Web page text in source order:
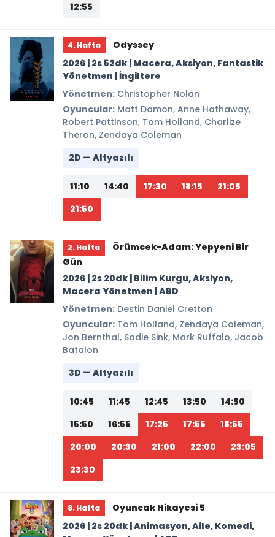
12:55
4. Hafta
Odyssey
2026 | 2s 52dk | Macera, Aksiyon, Fantastik
Yönetmen | İngiltere
Yönetmen: Christopher Nolan
Oyuncular: Matt Damon, Anne Hathaway,
Robert Pattinson, Tom Holland, Charlize
Theron, Zendaya Coleman
2D — Altyazılı
11:10 14:40 17:30 18:15
21:05
21:50
2. Hafta
Örümcek-Adam: Yepyeni Bir
Gün
2026 | 2s 20dk | Bilim Kurgu, Aksiyon,
Macera Yönetmen | ABD
Yönetmen: Destin Daniel Cretton
Oyuncular: Tom Holland, Zendaya Coleman,
Jon Bernthal, Sadie Sink, Mark Ruffalo, Jacob
Batalon
3D — Altyazılı
10:45 11:45 12:45 13:50
14:50
15:50
16:55 17:25 17:55
18:55
20:00
20:30 21:00 22:00
23:05
23:30
8. Hafta
Oyuncak Hikayesi 5
2026 | 2s 20dk | Animasyon, Aile, Komedi,